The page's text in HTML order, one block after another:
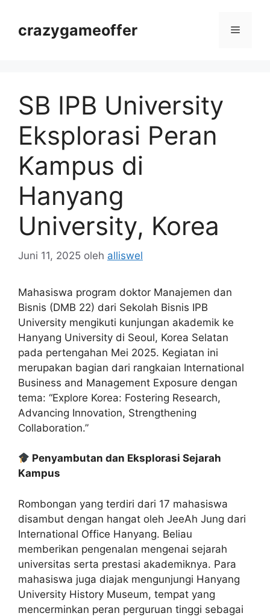
crazygameoffer Menu
SB IPB University
Eksplorasi Peran
Kampus di
Hanyang
University, Korea
Juni 11, 2025 oleh alliswel
Mahasiswa program doktor Manajemen dan
Bisnis (DMB 22) dari Sekolah Bisnis IPB
University mengikuti kunjungan akademik ke
Hanyang University di Seoul, Korea Selatan
pada pertengahan Mei 2025. Kegiatan ini
merupakan bagian dari rangkaian International
Business and Management Exposure dengan
tema: “Explore Korea: Fostering Research,
Advancing Innovation, Strengthening
Collaboration.”
Penyambutan dan Eksplorasi Sejarah
Kampus
Rombongan yang terdiri dari 17 mahasiswa
disambut dengan hangat oleh JeeAh Jung dari
International Office Hanyang. Beliau
memberikan pengenalan mengenai sejarah
universitas serta prestasi akademiknya. Para
mahasiswa juga diajak mengunjungi Hanyang
University History Museum, tempat yang
mencerminkan peran perguruan tinggi sebagai